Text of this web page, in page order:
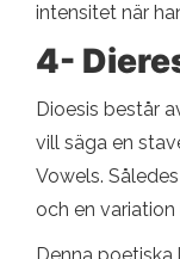
intensitet när
4-
Dioesis består
vill säga en
Vowels.
och en variation